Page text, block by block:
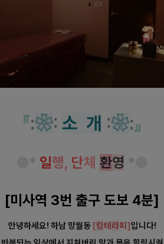
『:❀: 소 개 :❀:』
* 일행, 단체 환영 *
[미사역 3번 출구 도보 4분]
안녕하세요! 하남 망월동 [킹테 라피 ]입니다!